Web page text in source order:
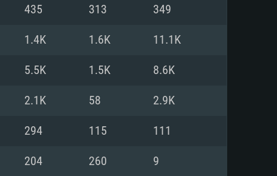
mais
com DirectX 11 ou superior;
ou superior, Radeon RX 570
i7 (Intel Xeon não suportado)
Vega II ou superior com
banda larga.
de 6 meses) / equivalentes
570) com os drivers mais
435 313 349
1.4K 1.6K 11.1K
5.5K 1.5K 8.6K
2.1K 58 2.9K
294 115 111
204 260 9